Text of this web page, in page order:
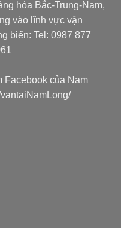
hóa Bắc-Trung-Nam,
vào lĩnh vực vận
biển: Tel: 0987 877
Facebook của Nam